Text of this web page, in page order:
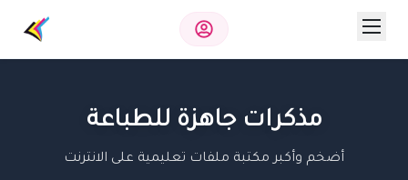
مذكرات جاهزة للطباعة
أضخم وأكبر مكتبة ملفات تعليمية على الانترنت